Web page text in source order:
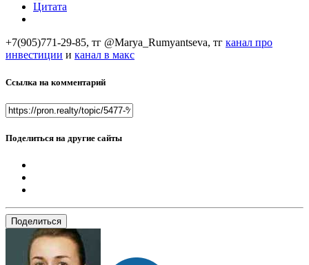
Цитата
+7(905)771-29-85, тг @Marya_Rumyantseva, тг канал про
инвестиции и канал в макс
Ссылка на комментарий
Поделиться на другие сайты
Поделиться